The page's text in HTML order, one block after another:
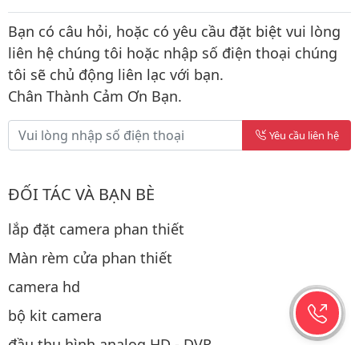
Bạn có câu hỏi, hoặc có yêu cầu đặt biệt vui lòng
liên hệ chúng tôi hoặc nhập số điện thoại chúng
tôi sẽ chủ động liên lạc với bạn.
Chân Thành Cảm Ơn Bạn.
Yêu cầu liên hệ
ĐỐI TÁC VÀ BẠN BÈ
lắp đặt camera phan thiết
Màn rèm cửa phan thiết
camera hd
bộ kit camera